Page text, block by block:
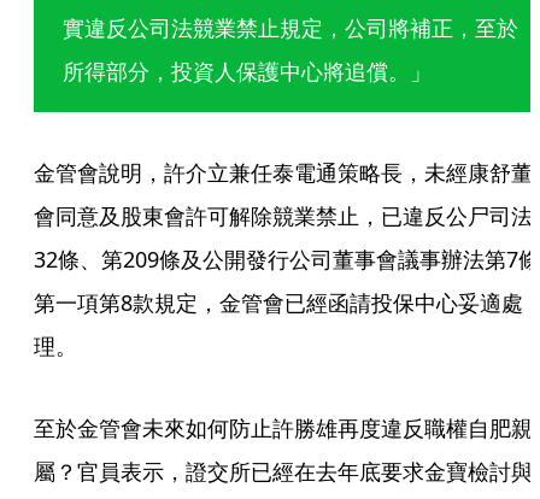
實違反公司法競業禁止規定，公司將補正，至於
所得部分，投資人保護中心將追償。」
金管會說明，許介立兼任泰電通策略長，未經康舒董
會同意及股東會許可解除競業禁止，已違反公尸司法
32條、第209條及公開發行公司董事會議事辦法第7條
第一項第8款規定，金管會已經函請投保中心妥適處
理。
至於金管會未來如何防止許勝雄再度違反職權自肥親
屬？官員表示，證交所已經在去年底要求金寶檢討與